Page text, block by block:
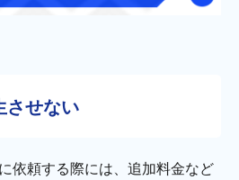
させない
依頼する際には、追加料金など